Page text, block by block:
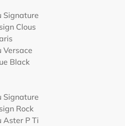
Signature
Clous
Versace
Black
Signature
Rock
Aster P Ti